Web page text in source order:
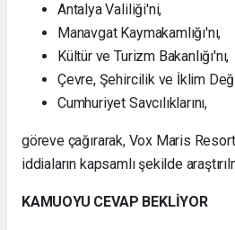
Antalya Valiliği'ni,
Manavgat Kaymakamlığı'nı,
Kültür ve Turizm Bakanlığı'nı,
Çevre, Şehircilik ve İklim
Cumhuriyet Savcılıklarını,
göreve çağırarak, Vox Maris
iddiaların kapsamlı şekilde
KAMUOYU CEVAP BEKLİYOR